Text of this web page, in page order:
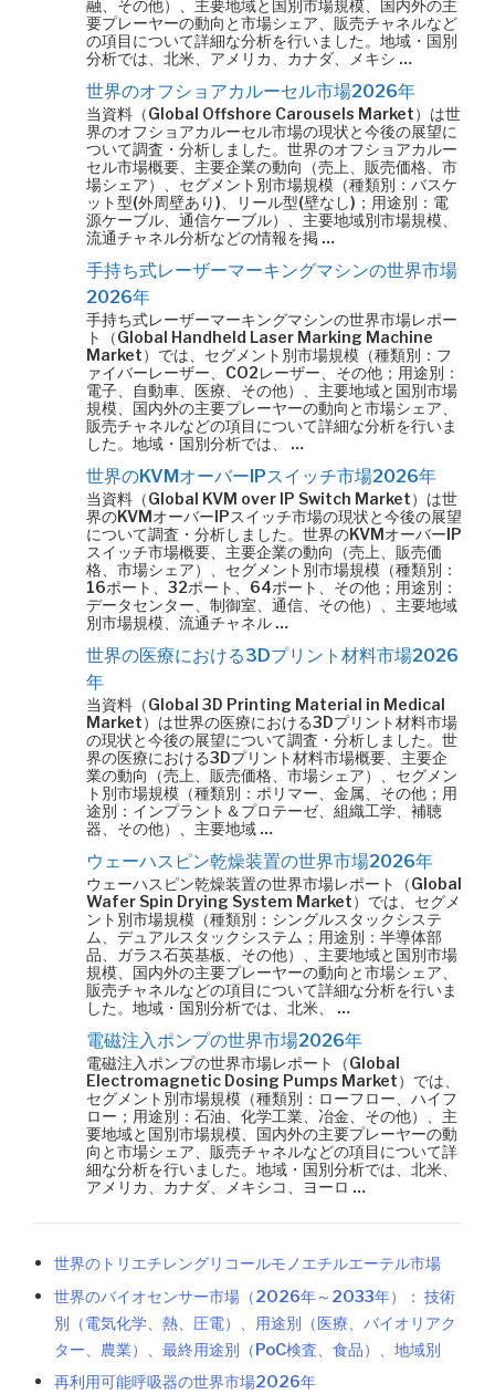
融、その他）、主要地域と国別市場規模、国内外の主
要プレーヤーの動向と市場シェア、販売チャネルなど
の項目について詳細な分析を行いました。地域・国別
分析では、北米、アメリカ、カナダ、メキシ …
世界のオフショアカルーセル市場2026年
当資料（Global Offshore Carousels Market）は世
界のオフショアカルーセル市場の現状と今後の展望に
ついて調査・分析しました。世界のオフショアカルー
セル市場概要、主要企業の動向（売上、販売価格、市
場シェア）、セグメント別市場規模（種類別：バスケ
ット型(外周壁あり)、リール型(壁なし)；用途別：電
源ケーブル、通信ケーブル）、主要地域別市場規模、
流通チャネル分析などの情報を掲 …
手持ち式レーザーマーキングマシンの世界市場
2026年
手持ち式レーザーマーキングマシンの世界市場レポー
ト（Global Handheld Laser Marking Machine
Market）では、セグメント別市場規模（種類別：フ
ァイバーレーザー、CO2レーザー、その他；用途別：
電子、自動車、医療、その他）、主要地域と国別市場
規模、国内外の主要プレーヤーの動向と市場シェア、
販売チャネルなどの項目について詳細な分析を行いま
した。地域・国別分析では、 …
世界のKVMオーバーIPスイッチ市場2026年
当資料（Global KVM over IP Switch Market）は世
界のKVMオーバーIPスイッチ市場の現状と今後の展望
について調査・分析しました。世界のKVMオーバーIP
スイッチ市場概要、主要企業の動向（売上、販売価
格、市場シェア）、セグメント別市場規模（種類別：
16ポート、32ポート、64ポート、その他；用途別：
データセンター、制御室、通信、その他）、主要地域
別市場規模、流通チャネル …
世界の医療における3Dプリント材料市場2026
年
当資料（Global 3D Printing Material in Medical
Market）は世界の医療における3Dプリント材料市場
の現状と今後の展望について調査・分析しました。世
界の医療における3Dプリント材料市場概要、主要企
業の動向（売上、販売価格、市場シェア）、セグメン
ト別市場規模（種類別：ポリマー、金属、その他；用
途別：インプラント＆プロテーゼ、組織工学、補聴
器、その他）、主要地域 …
ウェーハスピン乾燥装置の世界市場2026年
ウェーハスピン乾燥装置の世界市場レポート（Global
Wafer Spin Drying System Market）では、セグメ
ント別市場規模（種類別：シングルスタックシステ
ム、デュアルスタックシステム；用途別：半導体部
品、ガラス石英基板、その他）、主要地域と国別市場
規模、国内外の主要プレーヤーの動向と市場シェア、
販売チャネルなどの項目について詳細な分析を行いま
した。地域・国別分析では、北米、 …
電磁注入ポンプの世界市場2026年
電磁注入ポンプの世界市場レポート（Global
Electromagnetic Dosing Pumps Market）では、
セグメント別市場規模（種類別：ローフロー、ハイフ
ロー；用途別：石油、化学工業、冶金、その他）、主
要地域と国別市場規模、国内外の主要プレーヤーの動
向と市場シェア、販売チャネルなどの項目について詳
細な分析を行いました。地域・国別分析では、北米、
アメリカ、カナダ、メキシコ、ヨーロ …
世界のトリエチレングリコールモノエチルエーテル市場
世界のバイオセンサー市場（2026年～2033年）： 技術
別（電気化学、熱、圧電）、用途別（医療、バイオリアク
ター、農業）、最終用途別（PoC検査、食品）、地域別
再利用可能呼吸器の世界市場2026年